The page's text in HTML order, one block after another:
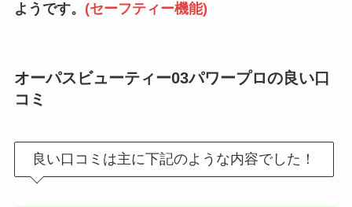
ようです。 (セーフティー機能)
オーパスビューティー03パワープロの良い口
コミ
良い口コミは主に下記のような内容でした！